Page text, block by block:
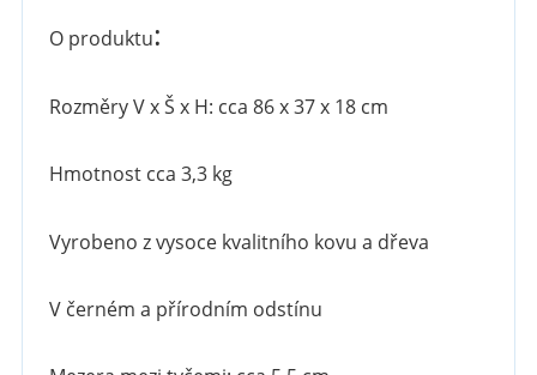
O produktu:
Rozměry V x Š x H: cca 86 x 37 x 18 cm
Hmotnost cca 3,3 kg
Vyrobeno z vysoce kvalitního kovu a dřeva
V černém a přírodním odstínu